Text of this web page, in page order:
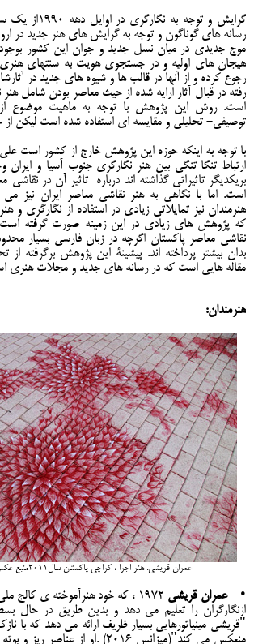
گرایش و توجه به
رسانه های گوناگون و توجه به گرایش های هنر جدید در
موج جدیدی در میان نسل جدید و جوان این کشور
هیجان های اولیه و در جستجوی هویت به سنتهای
رجوع کرده و از آنها در قالب ها و شیوه های جدید در
رفته در قبال آثار ارایه شده از حیث معاصر بودن شامل
است. روش این پژوهش با توجه به ماهیت موضوع
توصیفی- تحلیلی و مقایسه ای استفاده شده است لیکن
با توجه به اینکه حوزه این پژوهش خارج از کشور است علی
ارتباط تنگا تنگی بین هنر نگارگری جنوب آسیا و
بریکدیگر تاثیراتی گذاشته اند درباره تاثیر آن در
است. اما با نگاهی به هنر نقاشی معاصر ایران نیز
هنرمندان نیز تمایلاتی زیادی در استفاده از نگارگری و
که پژوهش های زیادی در این زمینه صورت گرفته است
نقاشی معاصر پاکستان اگرچه در زبان فارسي بسيار
بدان بیشتر پرداخته اند. پیشینة این پژوهش برگرفته
مقاله هایی است که در رسانه های جدید و مجلات هنری
هنرمندان:
عمران قریشی. هنر اجرا ، کراچی پاکستان سال2011منبع عکس وب سایت هنرمند
•عمران قریشی
1972 ، که خود هنرآموخته ی
ازنگارگران را تعلیم می دهد و بدین طریق در حال
"قریشی مینیاتورهایی بسیار ظریف ارائه می دهد که با
منعکس می کند"(میزانس 2016) .او